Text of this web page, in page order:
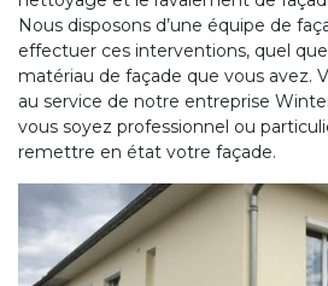
Nous disposons d’une équipe de
effectuer ces interventions, quel
matériau de façade que vous avez.
au service de notre entreprise
vous soyez professionnel ou
remettre en état votre façade.